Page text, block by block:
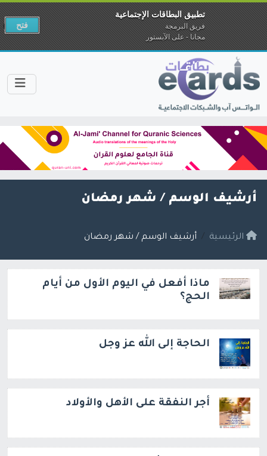
أرشيف الوسم / شهر رمضان
الرئيسية أرشيف الوسم / شهر رمضان
ماذا أفعل في اليوم الأول من أيام
الحج؟
الحاجة إلى الله عز وجل
أجر النفقة على الأهل والأولاد
تطبيق البطاقات الإجتماعية
فريق البرمجة
مجانا - على الآبستور
فتح